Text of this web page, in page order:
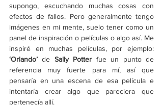
supongo, escuchando muchas cosas con
efectos de fallos. Pero generalmente tengo
imágenes en mi mente, suelo tener como un
panel de inspiración o películas o algo así. Me
‘Orlando’ de Sally Potter fue un punto de
referencia muy fuerte para mí, así que
pensaría en una escena de esa película e
intentaría crear algo que pareciera que
pertenecía allí.